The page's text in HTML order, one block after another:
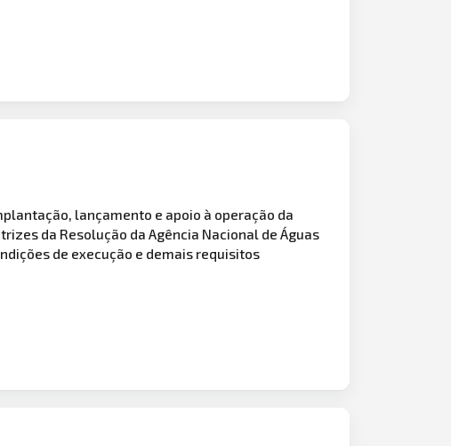
lançamento e apoio à operação da
da Resolução da Agência Nacional de Águas
de execução e demais requisitos